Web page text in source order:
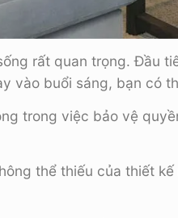
rất quan trọng. Đầu
vào buổi sáng, bạn có
trong việc bảo vệ
thể thiếu của thiết